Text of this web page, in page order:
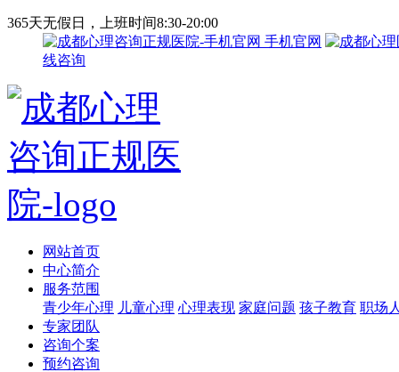
365天无假日，上班时间8:30-20:00
手机官网
线咨询
网站首页
中心简介
服务范围
青少年心理 儿童心理 心理表现 家庭问题 孩子教育 职场
专家团队
咨询个案
预约咨询